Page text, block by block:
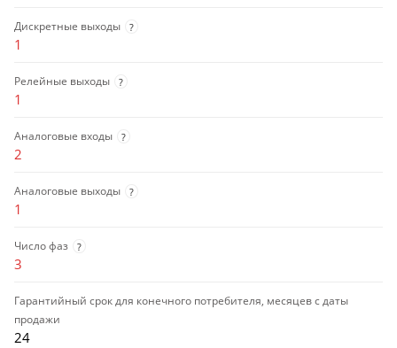
Дискретные выходы ?
1
Релейные выходы ?
1
Аналоговые входы ?
2
Аналоговые выходы ?
1
Число фаз ?
3
Гарантийный срок для конечного потребителя, месяцев с даты
продажи
24